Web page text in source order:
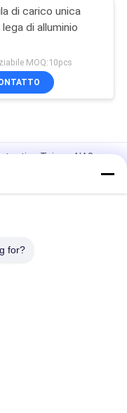
di carico unica
lega di alluminio
MOQ:10pcs
Taiwan NA3
da 500 kg
Weighing
for?